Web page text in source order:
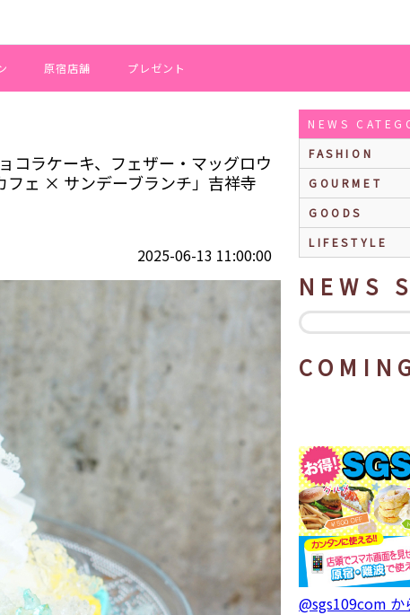
原宿店舗 プレゼント
ラケーキ、フェザー・マッグロウのトライフルも♡「ひつじのショーン キ
コラケーキ、フェザー・マッグロウ
ェ × サンデーブランチ」吉祥寺
2025-06-13 11:00:00
NEWS
FASHION
GOURMET
GOODS
LIFESTYLE
NEWS
@sgs109com か